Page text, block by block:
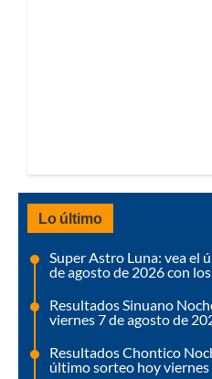
Lo último
Super Astro Luna: vea el
de agosto de 2026 con
Resultados Sinuano
viernes 7 de agosto de
Resultados Chontico
último sorteo hoy